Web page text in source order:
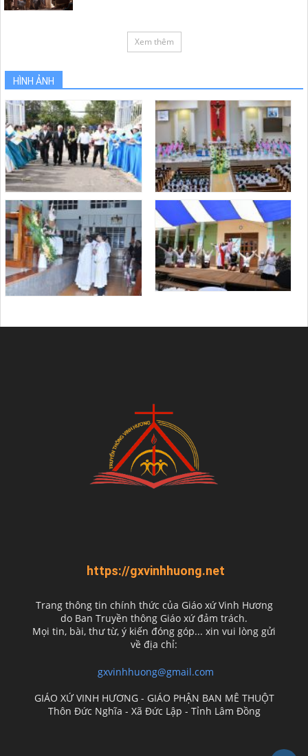
Xem thêm
HÌNH ẢNH
https://gxvinhhuong.net
Trang thông tin chính thức của Giáo xứ Vinh Hương
do Ban Truyền thông Giáo xứ đảm trách.
Mọi tin, bài, thư từ, ý kiến đóng góp... xin vui lòng gửi
về địa chỉ:
gxvinhhuong@gmail.com
GIÁO XỨ VINH HƯƠNG - GIÁO PHẬN BAN MÊ THUỘT
Thôn Đức Nghĩa - Xã Đức Lập - Tỉnh Lâm Đồng